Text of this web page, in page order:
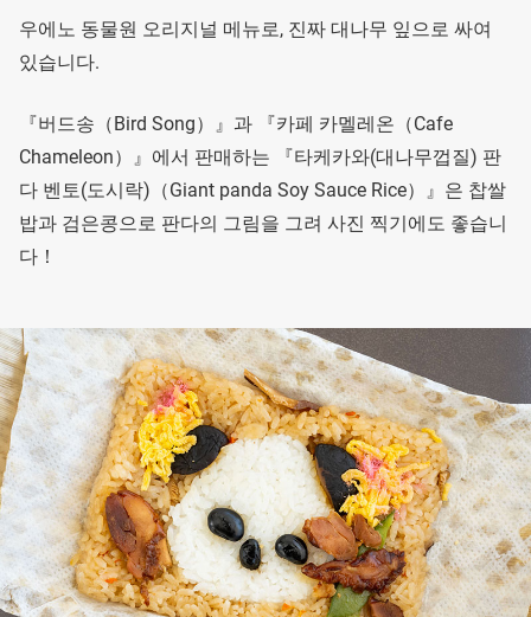
우에노 동물원 오리지널 메뉴로, 진짜 대나무 잎으로 싸여
있습니다.
『버드송（Bird Song）』과 『카페 카멜레온（Cafe
Chameleon）』에서 판매하는 『타케카와(대나무껍질) 판
다 벤토(도시락)（Giant panda Soy Sauce Rice）』은 찹쌀
밥과 검은콩으로 판다의 그림을 그려 사진 찍기에도 좋습니
다！